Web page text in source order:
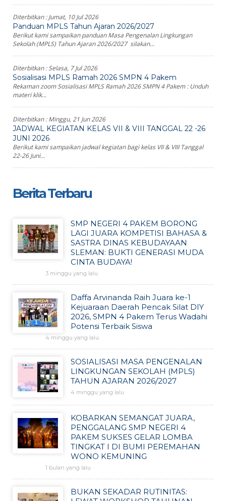
Diterbitkan :Jumat, 10 Jul 2026
Panduan MPLS Tahun Ajaran 2026/2027
Berikut kami sampaikan panduan Masa Pengenalan Lingkungan
Sekolah (MPLS) Tahun Ajaran 2026/2027 silakan...
Diterbitkan :Selasa, 7 Jul 2026
Sosialisasi MPLS Ramah 2026 SMPN 4 Pakem
Rekaman zoom Sosialisasi MPLS Ramah 2026 SMPN 4 Pakem : Unduh
materi klik...
Diterbitkan :Minggu, 21 Jun 2026
JADWAL KEGIATAN KELAS VII & VIII TANGGAL 22 -26
JUNI 2026
Berikut kami sampaikan jadwal kegiatan bagi kelas VII & VIII Tanggal
22-26 Juni...
Berita Terbaru
SMP NEGERI 4 PAKEM BORONG
LAGI JUARA KOMPETISI BAHASA &
SASTRA DINAS KEBUDAYAAN
SLEMAN: BUKTI GENERASI MUDA
CINTA BUDAYA!
3 minggu yang lalu
Daffa Arvinanda Raih Juara ke-1
Kejuaraan Daerah Pencak Silat DIY
2026, SMPN 4 Pakem Terus Wadahi
Potensi Terbaik Siswa
4 minggu yang lalu
SOSIALISASI MASA PENGENALAN
LINGKUNGAN SEKOLAH (MPLS)
TAHUN AJARAN 2026/2027
4 minggu yang lalu
KOBARKAN SEMANGAT JUARA,
PENGGALANG SMP NEGERI 4
PAKEM SUKSES GELAR LOMBA
TINGKAT I DI BUMI PEREMAHAN
WONO KEMUNING
1 bulan yang lalu
BUKAN SEKADAR RUTINITAS: